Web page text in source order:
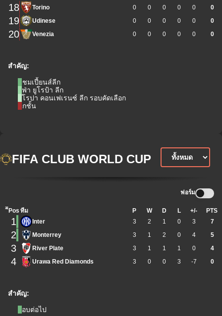
สำคัญ:
แชมเปี้ยนส์ลีก
ยูฟ่า ยูโรป้า ลีก
ยูโรปา คอนเฟเรนซ์ ลีก รอบคัดเลือก
ตกชั้น
18 Torino 0 0 0 0 0 0
19 Udinese 0 0 0 0 0 0
20 Venezia 0 0 0 0 0 0
FIFA CLUB WORLD CUP
ฟอร์ม
สำคัญ:
รอบต่อไป
ิีPos ทีม P W D L +/- PTS
1 Inter 3 2 1 0 3 7
2 Monterrey 3 1 2 0 4 5
3 River Plate 3 1 1 1 0 4
4 Urawa Red Diamonds 3 0 0 3 -7 0